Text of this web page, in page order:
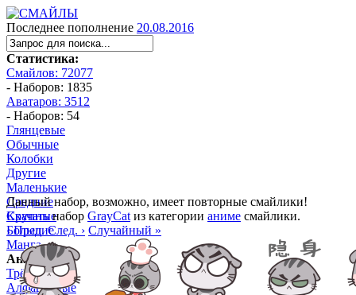
Последнее пополнение 20.08.2016
Статистика:
Смайлов: 72077
- Наборов: 1835
Аватаров: 3512
- Наборов: 54
Глянцевые
Обычные
Колобки
Другие
Маленькие
Средние
Крупные
Большие
Манга
Аниме
Трёхмерные
Алфавитные
Данный набор, возможно, имеет повторные смайлики!
Скачатьнабор GrayCat из категории аниме смайлики.
‹ Пред. След. › Случайный »